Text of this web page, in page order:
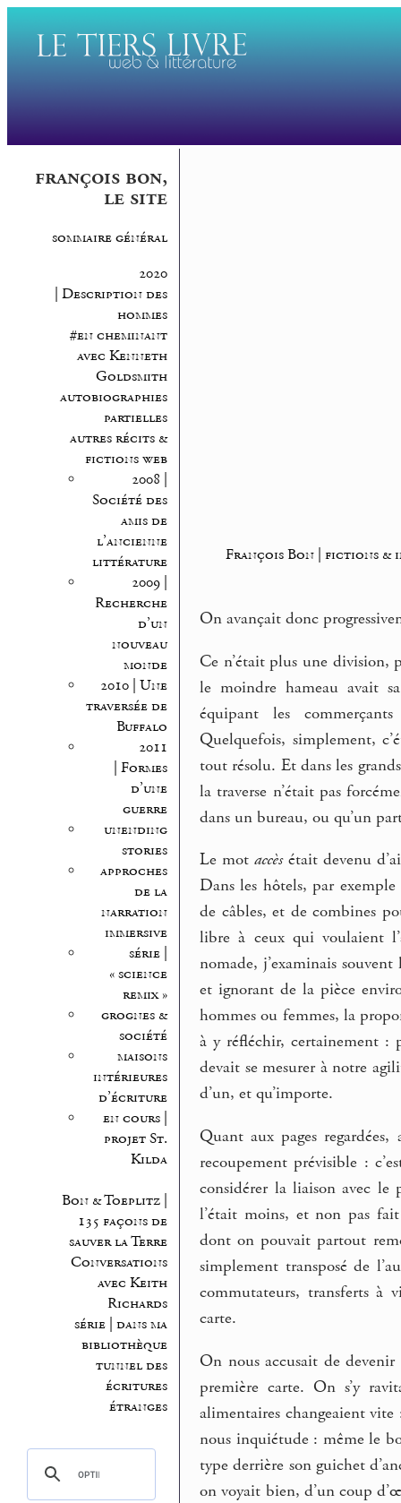
françois bon,
le site
sommaire général
2020
| Description des
hommes
#en cheminant
avec Kenneth
Goldsmith
autobiographies
partielles
autres récits &
fictions web
2008 |
Société des
amis de
l’ancienne
littérature
2009 |
Recherche
d’un
nouveau
monde
2010 | Une
traversée de
Buffalo
2011
| Formes
d’une
guerre
unending
stories
approches
de la
narration
immersive
série |
« science
remix »
grognes &
société
maisons
intérieures
d’écriture
en cours |
projet St.
Kilda
Bon & Toeplitz |
135 façons de
sauver la Terre
Conversations
avec Keith
Richards
série | dans ma
bibliothèque
tunnel des
écritures
étranges
François Bon | fictions &
On avançait donc
Ce n’était plus une division,
le moindre hameau avait
équipant les
Quelquefois, simplement,
tout résolu. Et dans les
la traverse n’était pas
dans un bureau, ou qu’un
Le motaccèsétait devenu
Dans les hôtels, par
de câbles, et de combines
libre à ceux qui voulaient
nomade, j’examinais
et ignorant de la pièce
hommes ou femmes, la
à y réfléchir, certainement :
devait se mesurer à notre
d’un, et qu’importe.
Quant aux pages
recoupement prévisible :
considérer la liaison avec le
l’était moins, et non pas fait
dont on pouvait partout
simplement transposé de
commutateurs, transferts à
carte.
On nous accusait de
première carte. On s’y
alimentaires changeaient
nous inquiétude : même le
type derrière son guichet
on voyait bien, d’un coup